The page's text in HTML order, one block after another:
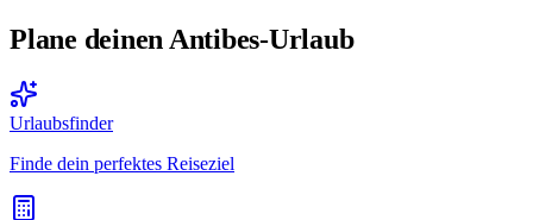
Plane deinen Antibes-Urlaub
Urlaubsfinder
Finde dein perfektes Reiseziel